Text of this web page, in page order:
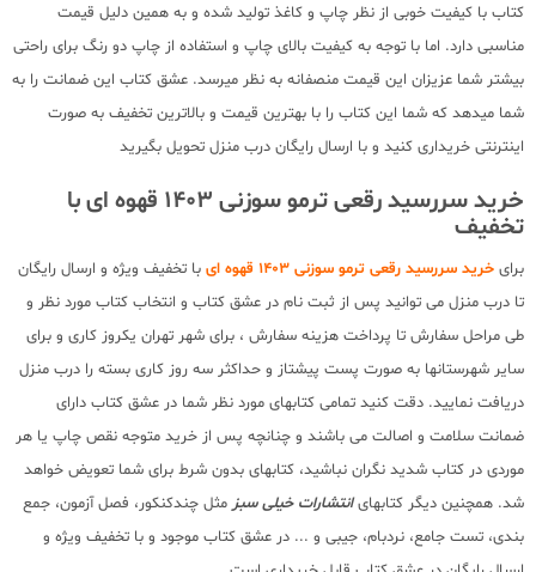
کتاب با کیفیت خوبی از نظر چاپ و کاغذ تولید شده و به همین دلیل قیمت
مناسبی دارد. اما با توجه به کیفیت بالای چاپ و استفاده از چاپ دو رنگ برای راحتی
بیشتر شما عزیزان این قیمت منصفانه به نظر میرسد. عشق کتاب این ضمانت را به
شما میدهد که شما این کتاب را با بهترین قیمت و بالاترین تخفیف به صورت
اینترنتی خریداری کنید و با ارسال رایگان درب منزل تحویل بگیرید
خرید سررسید رقعی ترمو سوزنی 1403 قهوه ای با
تخفیف
برای خرید سررسید رقعی ترمو سوزنی 1403 قهوه ای
با تخفیف ویژه و ارسال رایگان
تا درب منزل می توانید پس از ثبت نام در عشق کتاب و انتخاب کتاب مورد نظر و
طی مراحل سفارش تا پرداخت هزینه سفارش ، برای شهر تهران یکروز کاری و برای
سایر شهرستانها به صورت پست پیشتاز و حداکثر سه روز کاری بسته را درب منزل
دریافت نمایید. دقت کنید تمامی کتابهای مورد نظر شما در عشق کتاب دارای
ضمانت سلامت و اصالت می باشند و چنانچه پس از خرید متوجه نقص چاپ یا هر
موردی در کتاب شدید نگران نباشید، کتابهای بدون شرط برای شما تعویض خواهد
شد. همچنین دیگر کتابهایانتشارات خیلی سبزمثل چندکنکور، فصل آزمون، جمع
بندی، تست جامع، نردبام، جیبی و ... در عشق کتاب موجود و با تخفیف ویژه و